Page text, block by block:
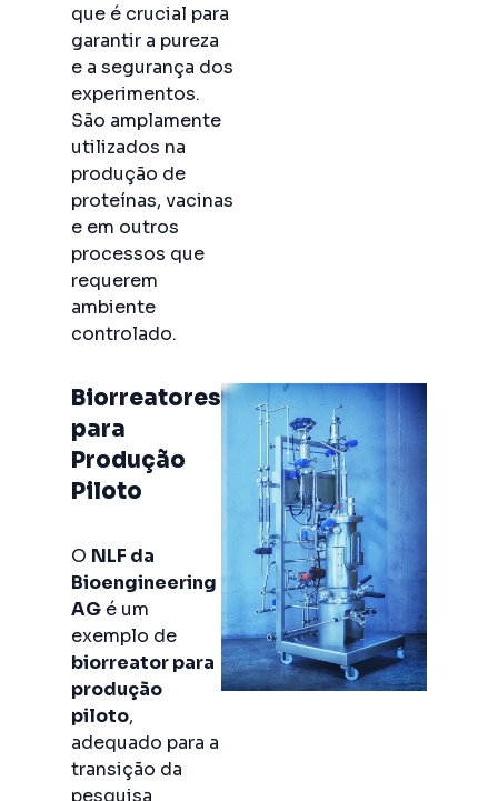
que é crucial para
garantir a pureza
e a segurança dos
experimentos.
São amplamente
utilizados na
produção de
proteínas, vacinas
e em outros
processos que
requerem
ambiente
controlado.
Biorreatores
para
Produção
Piloto
O NLF da
Bioengineering
AG é um
exemplo de
biorreator para
produção
piloto,
adequado para a
transição da
pesquisa